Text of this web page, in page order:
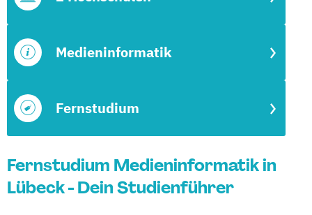
Fernstudium
Medieninformatik
Fernstudium Medieninformatik in
Lübeck - Dein Studienführer